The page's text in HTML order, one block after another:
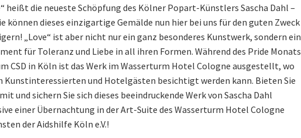
heißt die neueste Schöpfung des Kölner Popart-Künstlers Sascha Dahl –
können dieses einzigartige Gemälde nun hier bei uns für den guten Zweck
„Love“ ist aber nicht nur ein ganz besonderes Kunstwerk, sondern ein
für Toleranz und Liebe in all ihren Formen. Während des Pride Monats
CSD in Köln ist das Werk im Wasserturm Hotel Cologne ausgestellt, wo
Kunstinteressierten und Hotelgästen besichtigt werden kann. Bieten Sie
und sichern Sie sich dieses beeindruckende Werk von Sascha Dahl
einer Übernachtung in der Art-Suite des Wasserturm Hotel Cologne
der Aidshilfe Köln e.V.!